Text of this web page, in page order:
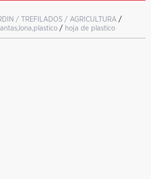
/ TREFILADOS / AGRICULTURA /
/ hoja de plastico